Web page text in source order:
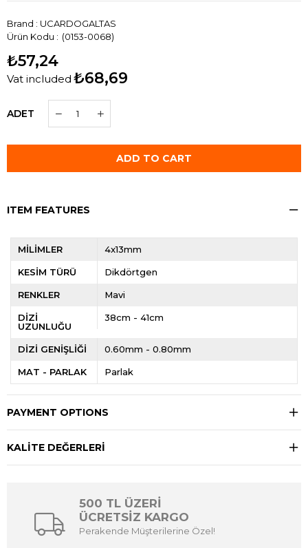
Brand : UCARDOGALTAS
(0153-0068)
₺57,24
Vat included ₺68,69
ADET
ITEM FEATURES
MİLİMLER 4x13mm
KESİM TÜRÜ Dikdörtgen
RENKLER Mavi
DİZİ
UZUNLUĞU
38cm - 41cm
DİZİ GENİŞLİĞİ 0.60mm - 0.80mm
MAT - PARLAK Parlak
PAYMENT OPTIONS
KALİTE DEĞERLERİ
500 TL ÜZERİ
ÜCRETSİZ KARGO
Perakende Müşterilerine Özel!